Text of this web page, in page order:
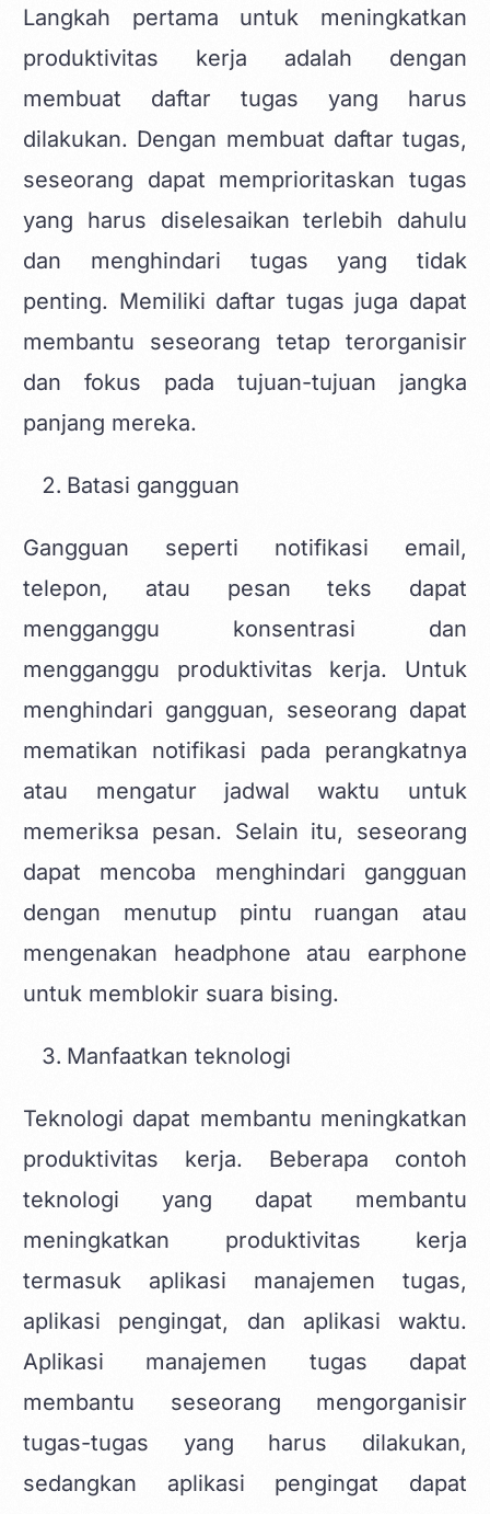
Langkah pertama untuk meningkatkan
produktivitas kerja adalah dengan
membuat daftar tugas yang harus
dilakukan. Dengan membuat daftar tugas,
seseorang dapat memprioritaskan tugas
yang harus diselesaikan terlebih dahulu
dan menghindari tugas yang tidak
penting. Memiliki daftar tugas juga dapat
membantu seseorang tetap terorganisir
dan fokus pada tujuan-tujuan jangka
panjang mereka.
Batasi gangguan
Gangguan seperti notifikasi email,
telepon, atau pesan teks dapat
mengganggu konsentrasi dan
mengganggu produktivitas kerja. Untuk
menghindari gangguan, seseorang dapat
mematikan notifikasi pada perangkatnya
atau mengatur jadwal waktu untuk
memeriksa pesan. Selain itu, seseorang
dapat mencoba menghindari gangguan
dengan menutup pintu ruangan atau
mengenakan headphone atau earphone
untuk memblokir suara bising.
Manfaatkan teknologi
Teknologi dapat membantu meningkatkan
produktivitas kerja. Beberapa contoh
teknologi yang dapat membantu
meningkatkan produktivitas kerja
termasuk aplikasi manajemen tugas,
aplikasi pengingat, dan aplikasi waktu.
Aplikasi manajemen tugas dapat
membantu seseorang mengorganisir
tugas-tugas yang harus dilakukan,
sedangkan aplikasi pengingat dapat